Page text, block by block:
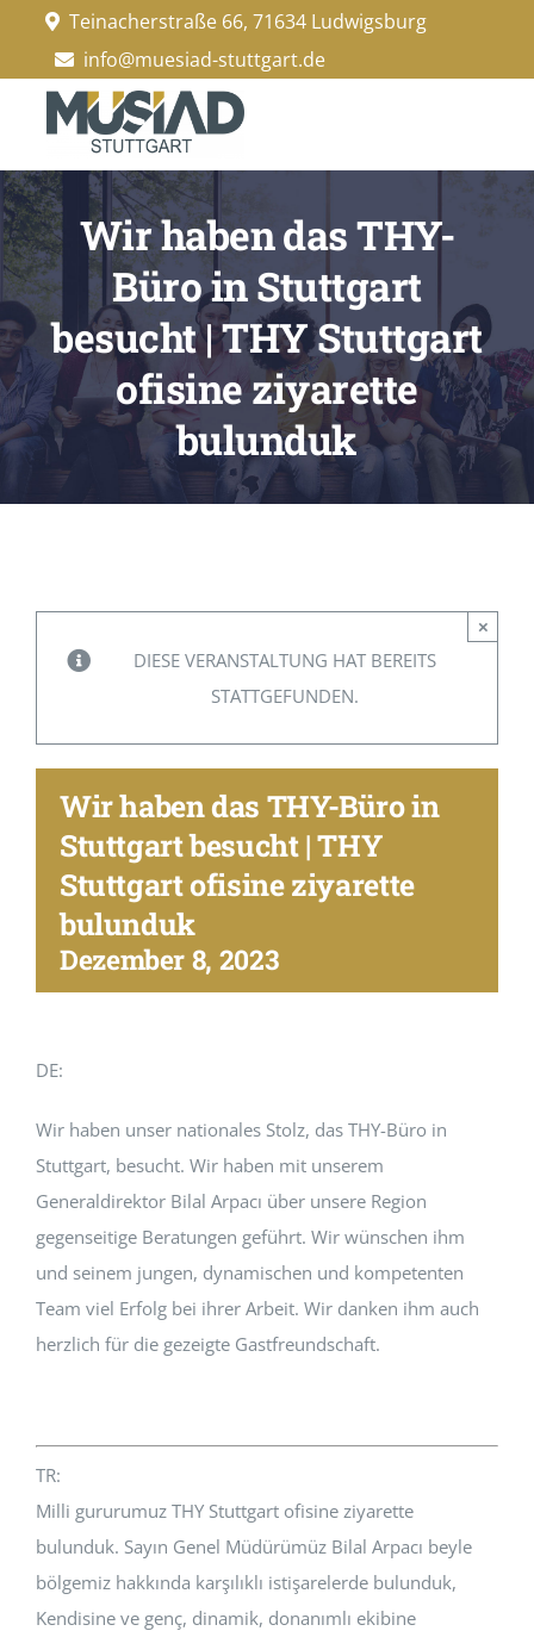
springen
Teinacherstraße 66, 71634 Ludwigsburg
info@muesiad-stuttgart.de
Startseite
MÜSİAD Stuttgart
MÜSİAD Mitglieder
Young Müsiad
Veranstaltungen
Kontakt
Wir haben das THY-
Büro in Stuttgart
besucht | THY Stuttgart
ofisine ziyarette
bulunduk
DIESE VERANSTALTUNG HAT BEREITS
STATTGEFUNDEN.
×
Wir haben das THY-Büro in
Stuttgart besucht | THY
Stuttgart ofisine ziyarette
bulunduk
Dezember 8, 2023
DE:
Wir haben unser nationales Stolz, das THY-Büro in
Stuttgart, besucht. Wir haben mit unserem
Generaldirektor Bilal Arpacı über unsere Region
gegenseitige Beratungen geführt. Wir wünschen ihm
und seinem jungen, dynamischen und kompetenten
Team viel Erfolg bei ihrer Arbeit. Wir danken ihm auch
herzlich für die gezeigte Gastfreundschaft.
TR:
Milli gururumuz THY Stuttgart ofisine ziyarette
bulunduk. Sayın Genel Müdürümüz Bilal Arpacı beyle
bölgemiz hakkında karşılıklı istişarelerde bulunduk,
Kendisine ve genç, dinamik, donanımlı ekibine